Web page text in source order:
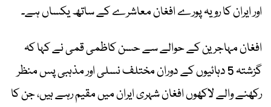
اور ایران کا رویہ پورے افغان معاشرے کے ساتھ یکساں ہے۔
افغان مہاجرین کے حوالے سے حسن کاظمی قمی نے کہا کہ
گزشتہ 5 دہائیوں کے دوران مختلف نسلی اور مذہبی پس منظر
رکھنے والے لاکھوں افغان شہری ایران میں مقیم رہے ہیں، جن کا